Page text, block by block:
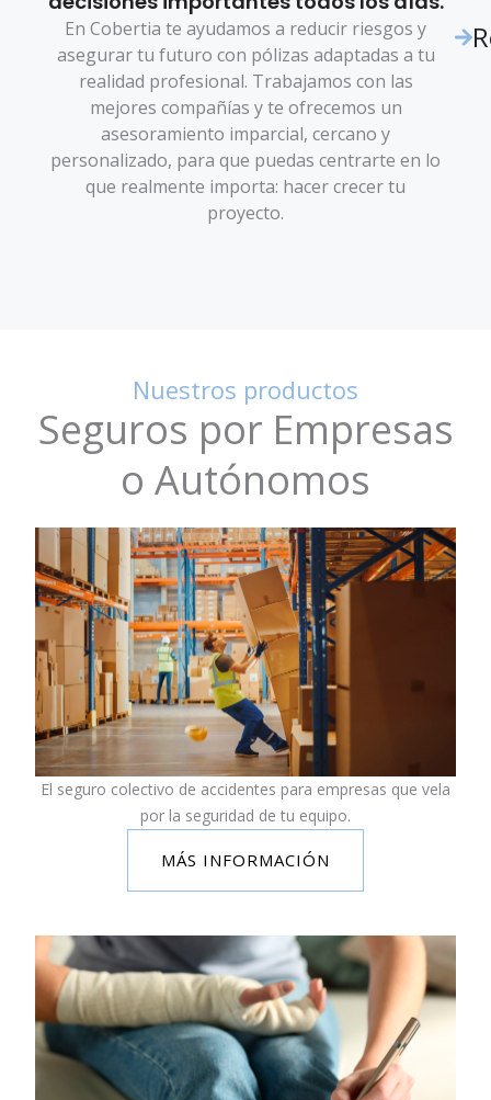
En Cobertia te ayudamos a reducir riesgos y
asegurar tu futuro con pólizas adaptadas a tu
realidad profesional. Trabajamos con las
mejores compañías y te ofrecemos un
asesoramiento imparcial, cercano y
personalizado, para que puedas centrarte en lo
que realmente importa: hacer crecer tu
proyecto.
Nuestros productos
Seguros por Empresas
o Autónomos
El seguro colectivo de accidentes para empresas que vela
por la seguridad de tu equipo.
MÁS INFORMACIÓN